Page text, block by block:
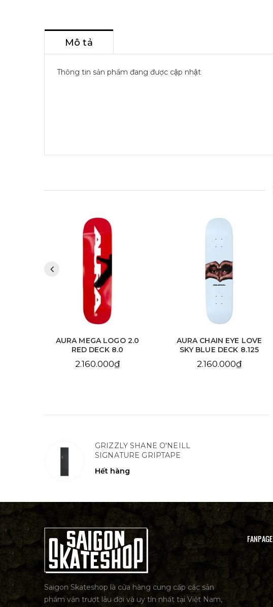
Mô tả
Thông tin sản phẩm đang được cập nhật
AURA MEGA LOGO 2.0
RED DECK 8.0
2.160.000₫
AURA CHAIN EYE LOVE
SKY BLUE DECK 8.125
2.160.000₫
GRIZZLY SHANE O'NEILL
SIGNATURE GRIPTAPE
Hết hàng
Saigon Skateshop là cửa hàng cung cấp các sản
phẩm ván trượt lâu đời và uy tín nhất tại Việt Nam,
FANPAGE